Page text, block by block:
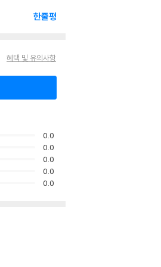
한줄평
혜택 및 유의사항
0.0
0.0
0.0
0.0
0.0